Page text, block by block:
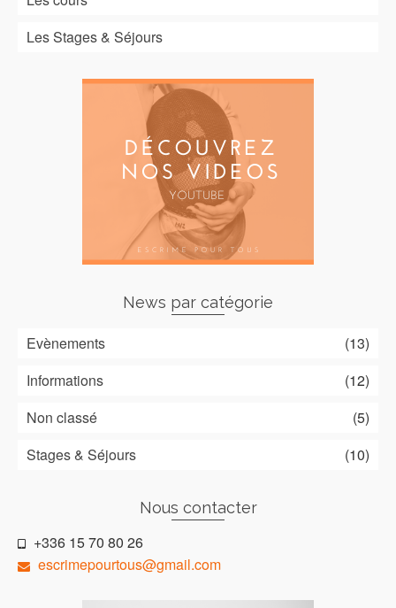
Les Stages & Séjours
News par catégorie
Evènements
(13)
Informations
(12)
Non classé
(5)
Stages & Séjours
(10)
Nous contacter
+336 15 70 80 26
escrimepourtous@gmail.com